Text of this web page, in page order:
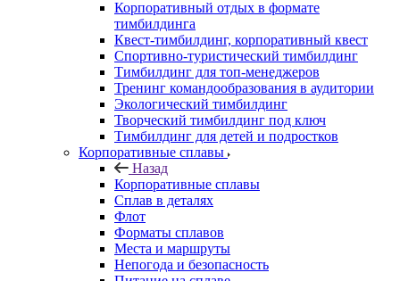
Корпоративный отдых в формате
тимбилдинга
Квест-тимбилдинг, корпоративный квест
Спортивно-туристический тимбилдинг
Тимбилдинг для топ-менеджеров
Тренинг командообразования в аудитории
Экологический тимбилдинг
Творческий тимбилдинг под ключ
Тимбилдинг для детей и подростков
Корпоративные сплавы
Назад
Корпоративные сплавы
Сплав в деталях
Флот
Форматы сплавов
Места и маршруты
Непогода и безопасность